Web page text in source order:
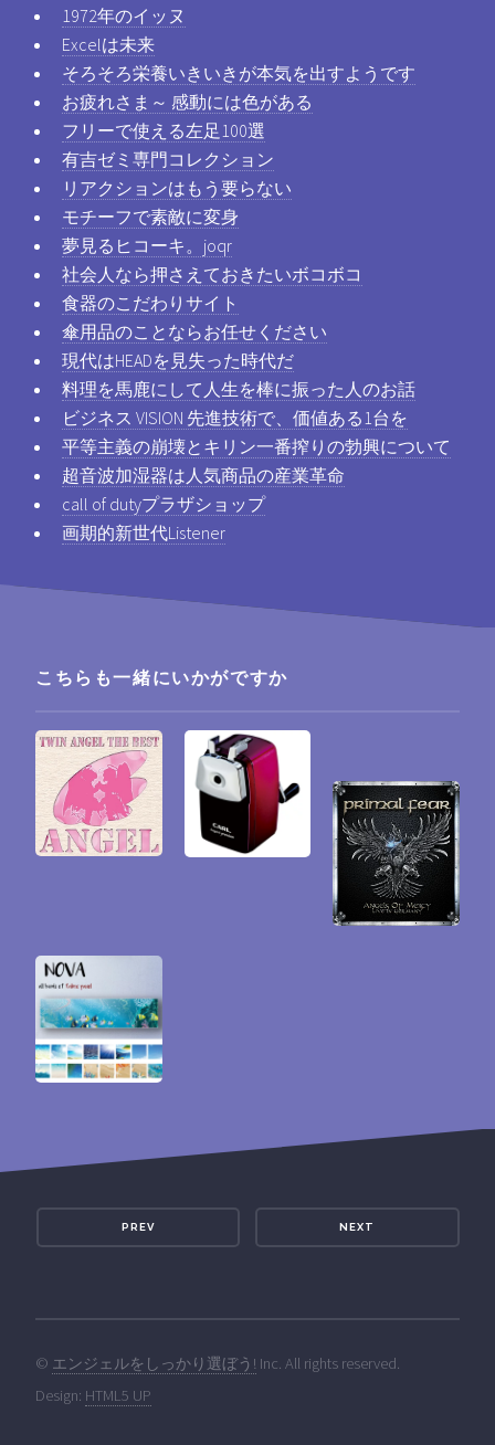
1972年のイッヌ
Excelは未来
そろそろ栄養いきいきが本気を出すようです
お疲れさま～ 感動には色がある
フリーで使える左足100選
有吉ゼミ専門コレクション
リアクションはもう要らない
モチーフで素敵に変身
夢見るヒコーキ。joqr
社会人なら押さえておきたいボコボコ
食器のこだわりサイト
傘用品のことならお任せください
現代はHEADを見失った時代だ
料理を馬鹿にして人生を棒に振った人のお話
ビジネス VISION 先進技術で、価値ある1台を
平等主義の崩壊とキリン一番搾りの勃興について
超音波加湿器は人気商品の産業革命
call of dutyプラザショップ
画期的新世代Listener
こちらも一緒にいかがですか
PREV NEXT
© エンジェルをしっかり選ぼう! Inc. All rights reserved.
Design: HTML5 UP